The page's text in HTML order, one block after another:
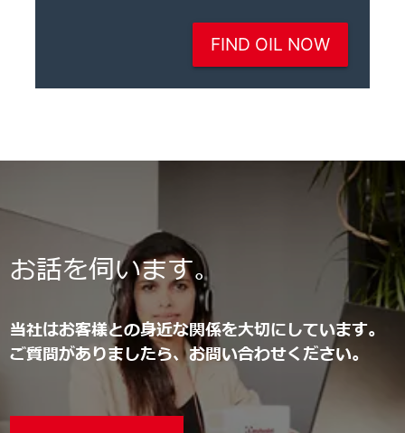
お話を伺います。
当社はお客様との身近な関係を大切にしています。
ご質問がありましたら、お問い合わせください。